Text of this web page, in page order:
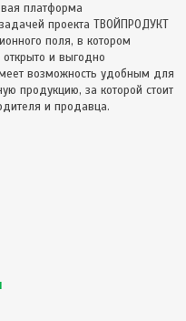
платформа
проекта ТВОЙПРОДУКТ
поля, в котором
открыто и выгодно
возможность удобным для
продукцию, за которой стоит
и продавца.